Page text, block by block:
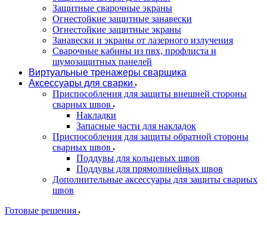
Защитные сварочные экраны
Огнестойкие защитные занавески
Огнестойкие защитные экраны
Занавески и экраны от лазерного излучения
Сварочные кабины из пвх, профлиста и
шумозащитных панелей
Виртуальные тренажеры сварщика
Аксессуары для сварки
Приспособления для защиты внешней стороны
сварных швов
Накладки
Запасные части для накладок
Приспособления для защиты обратной стороны
сварных швов
Поддувы для кольцевых швов
Поддувы для прямолинейных швов
Дополнительные аксессуары для защиты сварных
швов
Готовые решения